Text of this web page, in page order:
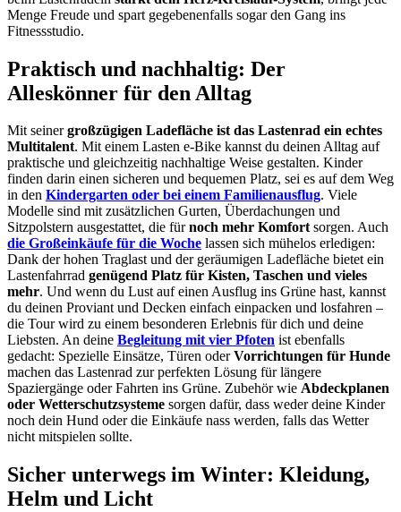
Menge Freude und spart gegebenenfalls sogar den Gang ins
Fitnessstudio.
Praktisch und nachhaltig: Der
Alleskönner für den Alltag
Mit seinergroßzügigen Ladefläche ist das Lastenrad ein echtes
Multitalent. Mit einem Lasten e-Bike kannst du deinen Alltag auf
praktische und gleichzeitig nachhaltige Weise gestalten. Kinder
finden darin einen sicheren und bequemen Platz, sei es auf dem Weg
in den Kindergarten oder bei einem Familienausflug. Viele
Modelle sind mit zusätzlichen Gurten, Überdachungen und
Sitzpolstern ausgestattet, die fürnoch mehr Komfortsorgen. Auch
die Großeinkäufe für die Woche lassen sich mühelos erledigen:
Dank der hohen Traglast und der geräumigen Ladefläche bietet ein
Lastenfahrrad genügend Platz für Kisten, Taschen und vieles
mehr. Und wenn du Lust auf einen Ausflug ins Grüne hast, kannst
du deinen Proviant und Decken einfach einpacken und losfahren –
die Tour wird zu einem besonderen Erlebnis für dich und deine
Liebsten. An deine Begleitung mit vier Pfoten ist ebenfalls
gedacht: Spezielle Einsätze, Türen oderVorrichtungen für Hunde
machen das Lastenrad zur perfekten Lösung für längere
Spaziergänge oder Fahrten ins Grüne. Zubehör wie Abdeckplanen
oder Wetterschutzsysteme sorgen dafür, dass weder deine Kinder
noch dein Hund oder die Einkäufe nass werden, falls das Wetter
nicht mitspielen sollte.
Sicher unterwegs im Winter: Kleidung,
Helm und Licht